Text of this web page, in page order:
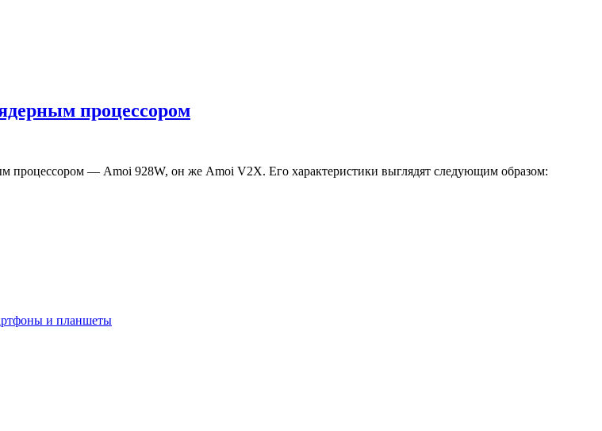
процессором
процессором — Amoi 928W, он же Amoi V2X. Его характеристики выглядят следующим образом:
и планшеты